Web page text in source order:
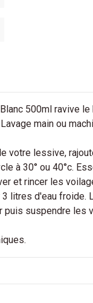
500ml ravive
main ou
votre lessive,
à 30° ou 40°c.
et rincer les
litres d'eau froide.
suspendre les